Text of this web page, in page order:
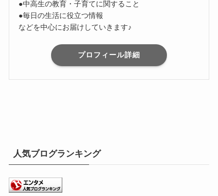
●中高生の教育・子育てに関すること
●毎日の生活に役立つ情報
などを中心にお届けしていきます♪
プロフィール詳細
人気ブログランキング